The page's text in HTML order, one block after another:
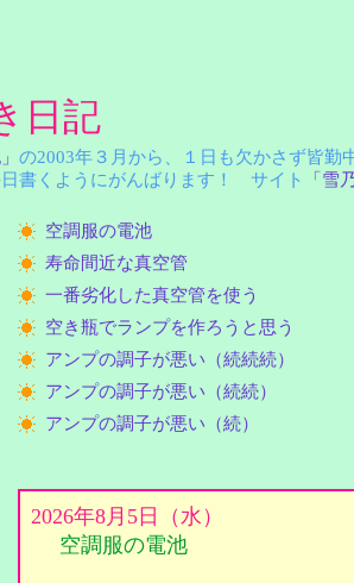
日記
の2003年３月から、１日も欠かさず皆
書くようにがんばります！ サイト
「雪
空調服の電池
寿命間近な真空管
一番劣化した真空管を使う
空き瓶でランプを作ろうと思う
アンプの調子が悪い（続続続）
アンプの調子が悪い（続続）
アンプの調子が悪い（続）
2026年8月5日（水）
空調服の電池